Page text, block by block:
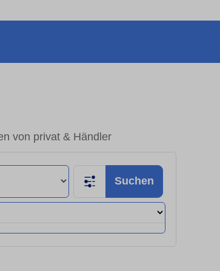
von privat & Händler
Suchen